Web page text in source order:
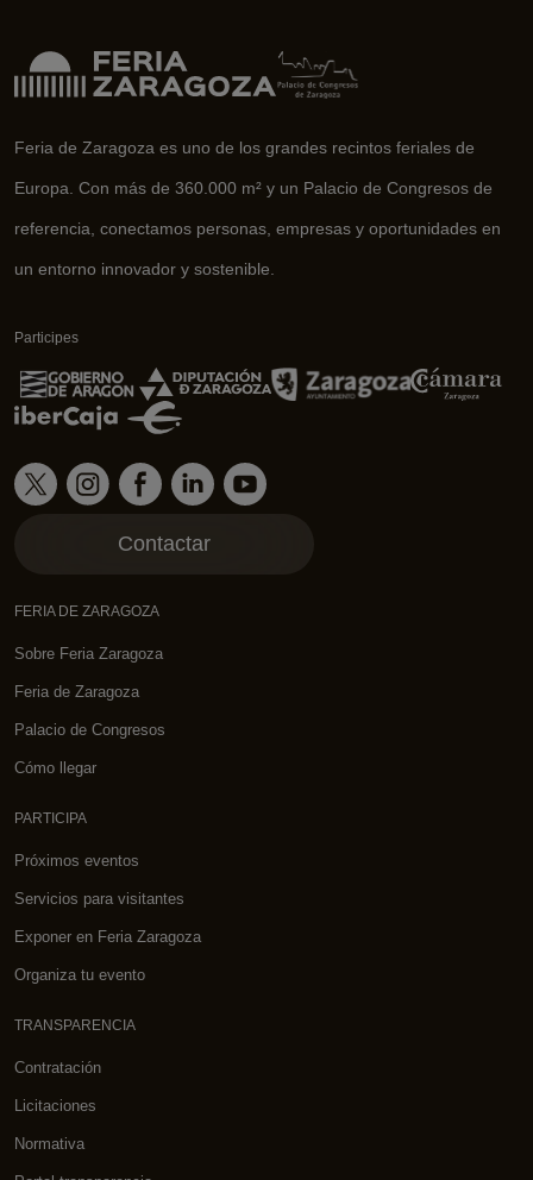
Feria de Zaragoza es uno de los grandes recintos feriales de
Europa. Con más de 360.000 m² y un Palacio de Congresos de
referencia, conectamos personas, empresas y oportunidades en
un entorno innovador y sostenible.
Participes
Contactar
FERIA DE ZARAGOZA
Sobre Feria Zaragoza
Feria de Zaragoza
Palacio de Congresos
Cómo llegar
PARTICIPA
Próximos eventos
Servicios para visitantes
Exponer en Feria Zaragoza
Organiza tu evento
TRANSPARENCIA
Contratación
Licitaciones
Normativa